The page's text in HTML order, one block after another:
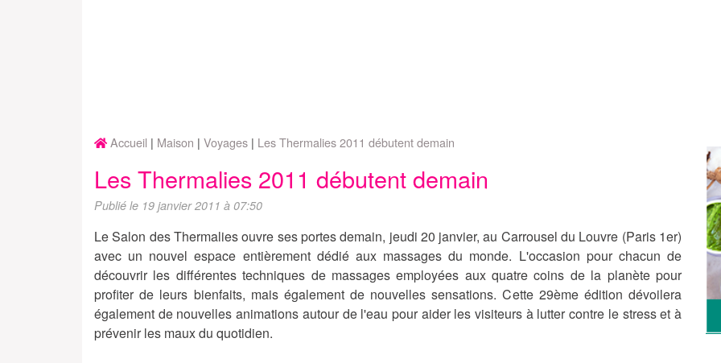
Accueil Maison Voyages Les Thermalies 2011 débutent demain
Les Thermalies 2011 débutent demain
Publié le 19 janvier 2011 à 07:50
Le Salon des Thermalies ouvre ses portes demain, jeudi 20 janvier, au Carrousel du Louvre (Paris 1er)
avec un nouvel espace entièrement dédié aux massages du monde. L'occasion pour chacun de
découvrir les différentes techniques de massages employées aux quatre coins de la planète pour
profiter de leurs bienfaits, mais également de nouvelles sensations. Cette 29ème édition dévoilera
également de nouvelles animations autour de l'eau pour aider les visiteurs à lutter contre le stress et à
prévenir les maux du quotidien.